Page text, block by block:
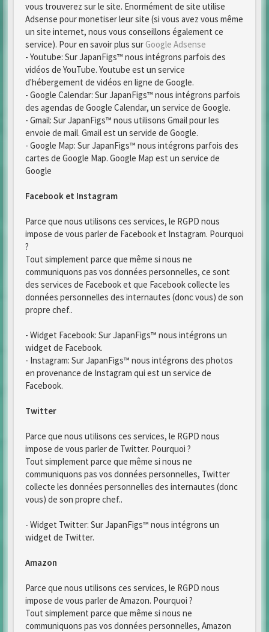
vous trouverez sur le site. Enormément de site utilise
Adsense pour monetiser leur site (si vous avez vous même
un site internet, nous vous conseillons également ce
service). Pour en savoir plus sur Google Adsense
- Youtube: Sur JapanFigs™ nous intégrons parfois des
vidéos de YouTube. Youtube est un service
d'hébergement de vidéos en ligne de Google.
- Google Calendar: Sur JapanFigs™ nous intégrons parfois
des agendas de Google Calendar, un service de Google.
- Gmail: Sur JapanFigs™ nous utilisons Gmail pour les
envoie de mail. Gmail est un servide de Google.
- Google Map: Sur JapanFigs™ nous intégrons parfois des
cartes de Google Map. Google Map est un service de
Google
Facebook et Instagram
Parce que nous utilisons ces services, le RGPD nous
impose de vous parler de Facebook et Instagram. Pourquoi
?
Tout simplement parce que même si nous ne
communiquons pas vos données personnelles, ce sont
des services de Facebook et que Facebook collecte les
données personnelles des internautes (donc vous) de son
propre chef..
- Widget Facebook: Sur JapanFigs™ nous intégrons un
widget de Facebook.
- Instagram: Sur JapanFigs™ nous intégrons des photos
en provenance de Instagram qui est un service de
Facebook.
Twitter
Parce que nous utilisons ces services, le RGPD nous
impose de vous parler de Twitter. Pourquoi ?
Tout simplement parce que même si nous ne
communiquons pas vos données personnelles, Twitter
collecte les données personnelles des internautes (donc
vous) de son propre chef..
- Widget Twitter: Sur JapanFigs™ nous intégrons un
widget de Twitter.
Amazon
Parce que nous utilisons ces services, le RGPD nous
impose de vous parler de Amazon. Pourquoi ?
Tout simplement parce que même si nous ne
communiquons pas vos données personnelles, Amazon